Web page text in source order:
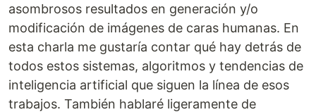
asombrosos resultados en generación y/o
modificación de imágenes de caras humanas. En
esta charla me gustaría contar qué hay detrás de
todos estos sistemas, algoritmos y tendencias de
inteligencia artificial que siguen la línea de esos
trabajos. También hablaré ligeramente de